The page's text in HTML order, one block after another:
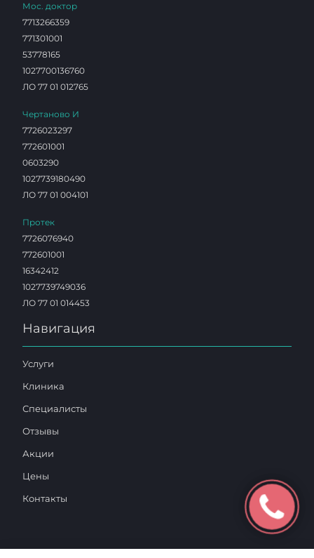
Мос. доктор
7713266359
771301001
53778165
1027700136760
ЛО 77 01 012765
Чертаново И
7726023297
772601001
0603290
1027739180490
ЛО 77 01 004101
Протек
7726076940
772601001
16342412
1027739749036
ЛО 77 01 014453
Навигация
Услуги
Клиника
Специалисты
Отзывы
Акции
Цены
Контакты